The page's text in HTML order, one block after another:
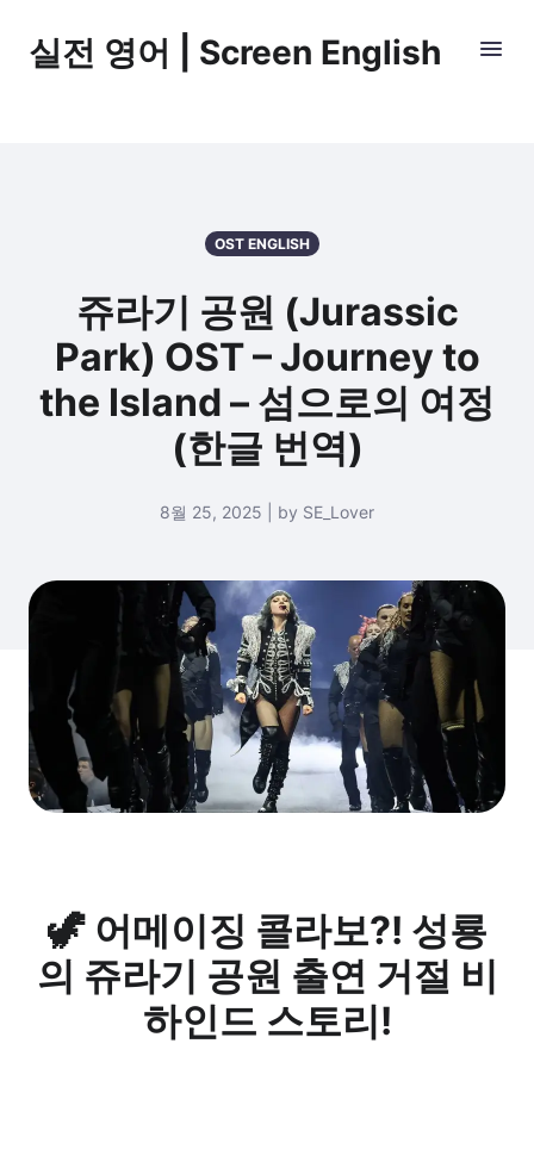
실전 영어 | Screen English
OST ENGLISH
쥬라기 공원 (Jurassic
Park) OST – Journey to
the Island – 섬으로의 여정
(한글 번역)
8월 25, 2025 | by SE_Lover
🦖 어메이징 콜라보?! 성룡
의 쥬라기 공원 출연 거절 비
하인드 스토리!